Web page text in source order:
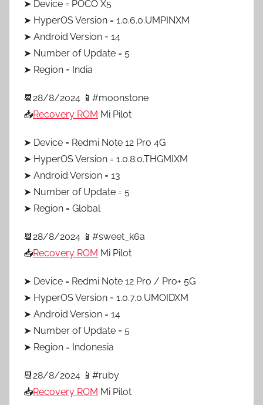
➤ Device = POCO X5
➤ HyperOS Version = 1.0.6.0.UMPINXM
➤ Android Version = 14
➤ Number of Update = 5
➤ Region = India
📆28/8/2024 📱#moonstone
📥Recovery ROM Mi Pilot
➤ Device = Redmi Note 12 Pro 4G
➤ HyperOS Version = 1.0.8.0.THGMIXM
➤ Android Version = 13
➤ Number of Update = 5
➤ Region = Global
📆28/8/2024 📱#sweet_k6a
📥Recovery ROM Mi Pilot
➤ Device = Redmi Note 12 Pro / Pro+ 5G
➤ HyperOS Version = 1.0.7.0.UMOIDXM
➤ Android Version = 14
➤ Number of Update = 5
➤ Region = Indonesia
📆28/8/2024 📱#ruby
📥Recovery ROM Mi Pilot